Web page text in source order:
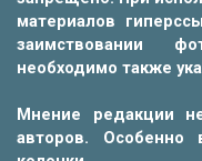
материалов
заимствовании
необходимо также
Мнение редакции
авторов. Особенно